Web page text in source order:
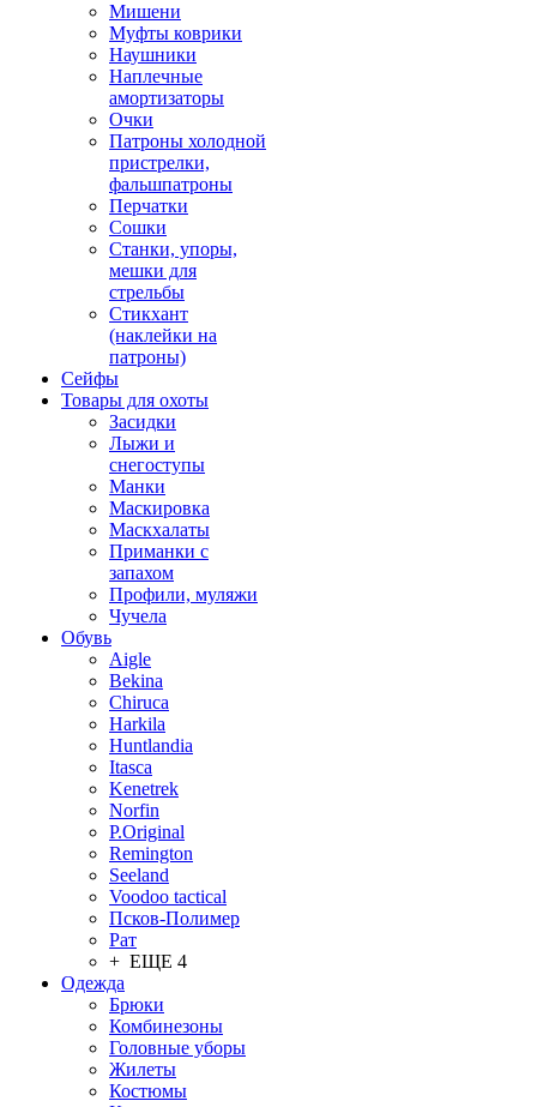
Мишени
Муфты коврики
Наушники
Наплечные
амортизаторы
Очки
Патроны холодной
пристрелки,
фальшпатроны
Перчатки
Сошки
Станки, упоры,
мешки для
стрельбы
Стикхант
(наклейки на
патроны)
Сейфы
Товары для охоты
Засидки
Лыжи и
снегоступы
Манки
Маскировка
Маскхалаты
Приманки с
запахом
Профили, муляжи
Чучела
Обувь
Aigle
Bekina
Chiruсa
Harkila
Huntlandia
Itasca
Kenetrek
Norfin
P.Original
Remington
Seeland
Voodoo tactical
Псков-Полимер
Рат
+ ЕЩЕ 4
Одежда
Брюки
Комбинезоны
Головные уборы
Жилеты
Костюмы